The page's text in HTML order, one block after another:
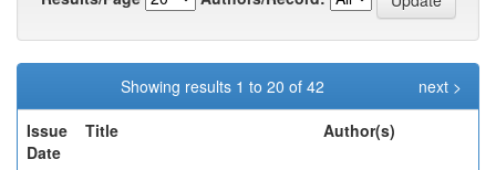
Showing results 1 to 20 of 42
next >
Issue
Date
Title Author(s)